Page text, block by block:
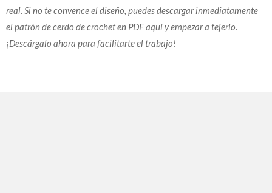
real. Si no te convence el diseño, puedes descargar inmediatamente
el patrón de cerdo de crochet en PDF aquí y empezar a tejerlo.
¡Descárgalo ahora para facilitarte el trabajo!